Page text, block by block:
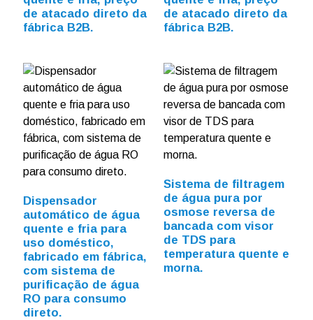
de atacado direto da
fábrica B2B.
de atacado direto da
fábrica B2B.
Dispensador
automático de água
quente e fria para
uso doméstico,
fabricado em fábrica,
com sistema de
purificação de água
RO para consumo
direto.
Sistema de filtragem
de água pura por
osmose reversa de
bancada com visor
de TDS para
temperatura quente e
morna.